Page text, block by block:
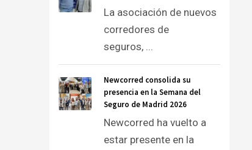
La asociación de nuevos
corredores de
seguros, ...
Newcorred consolida su
presencia en la Semana del
Seguro de Madrid 2026
Newcorred ha vuelto a
estar presente en la